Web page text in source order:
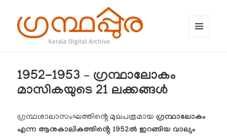
1952-1953 – ഗ്രന്ഥാലോകം
മാസികയുടെ 21 ലക്കങ്ങൾ
ഗ്രന്ഥശാലാസംഘത്തിൻ്റെ മുഖപത്രമായഗ്രന്ഥാലോകം
എന്ന ആനുകാലികത്തിൻ്റെ 1952ൽ ഇറങ്ങിയ വാല്യം